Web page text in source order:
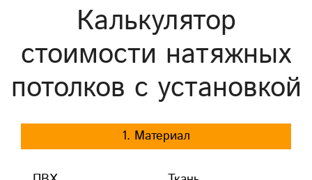
Калькулятор
стоимости натяжных
потолков с установкой
1. Материал